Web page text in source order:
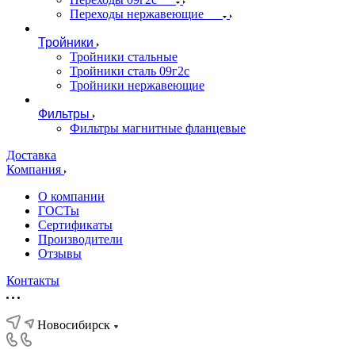
Переходы нержавеющие
Тройники
Тройники стальные
Тройники сталь 09г2с
Тройники нержавеющие
Фильтры
Фильтры магнитные фланцевые
Доставка
Компания
О компании
ГОСТы
Сертификаты
Производители
Отзывы
Контакты
Новосибирск